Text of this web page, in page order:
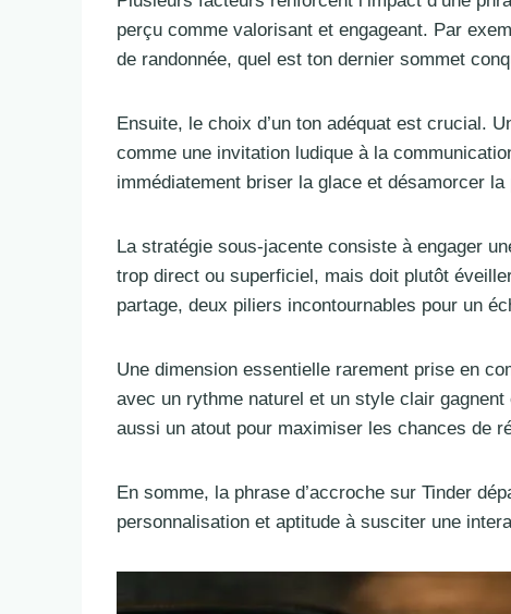
perçu comme valorisant et engageant. Par
de randonnée, quel est ton dernier sommet
Ensuite, le choix d’un ton adéquat est crucial.
comme une invitation ludique à la
immédiatement briser la glace et désamorcer la
La stratégie sous-jacente consiste à engager
trop direct ou superficiel, mais doit plutôt
partage, deux piliers incontournables pour un
Une dimension essentielle rarement prise en
avec un rythme naturel et un style clair
aussi un atout pour maximiser les chances de
En somme, la phrase d’accroche sur Tinder
personnalisation et aptitude à susciter une